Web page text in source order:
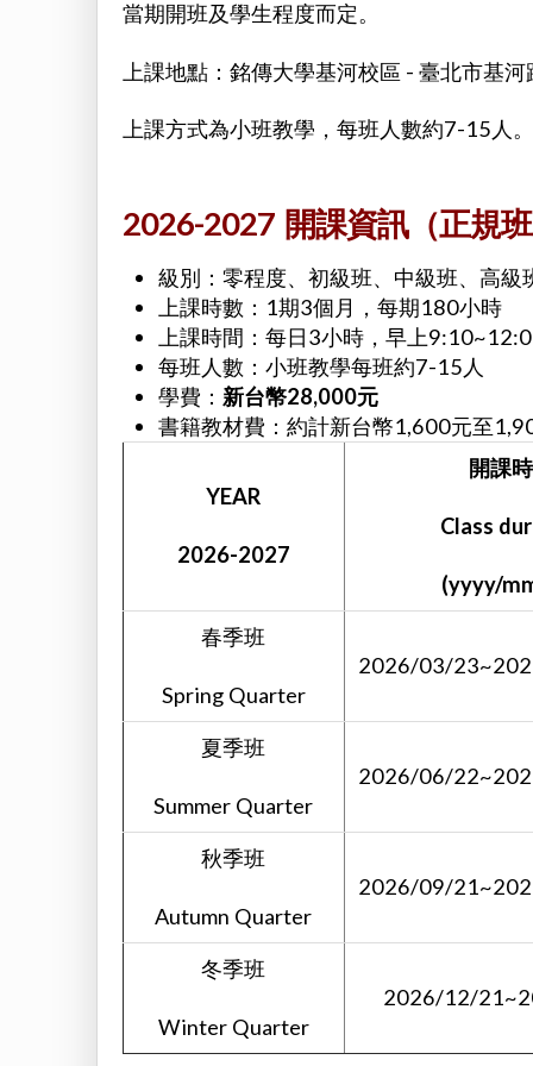
當期開班及學生程度而定。
上課地點：銘傳大學基河校區 - 臺北市基
上課方式為小班教學，每班人數約7-15人
2026-2027 開課資訊（正規
級別：零程度、初級班、中級班、高級
上課時數：1期3個月，每期180小時
上課時間：每日3小時，早上
每班人數：小班教學每班約7-15人
學費： 新台幣28,000元
書籍教材費：約計新台幣1,600元至
YEAR
2026-2027
開課
Class
(yyyy/
春季班
Spring Quarter
2026/03/
夏季班
Summer Quarter
2026/06/
秋季班
Autumn Quarter
2026/09/
冬季班
Winter Quarter
2026/12/